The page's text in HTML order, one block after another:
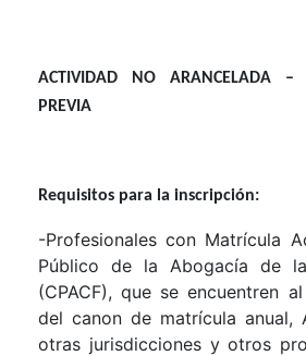
ACTIVIDAD NO ARANCELADA –
PREVIA
Requisitos para la inscripción:
-Profesionales con Matrícula
Público de la Abogacía de
(CPACF), que se encuentren
del canon de matrícula
otras jurisdicciones y otros